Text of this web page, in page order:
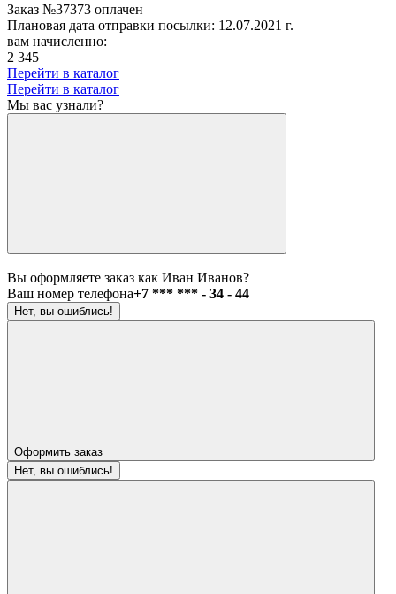
Заказ №37373 оплачен
Плановая дата отправки посылки: 12.07.2021 г.
вам начисленно:
2 345
Перейти в каталог
Перейти в каталог
Мы вас узнали?
Вы оформляете заказ как Иван Иванов?
Ваш номер телефона+7 *** *** - 34 - 44
Нет, вы ошиблись!
Оформить заказ
Нет, вы ошиблись!